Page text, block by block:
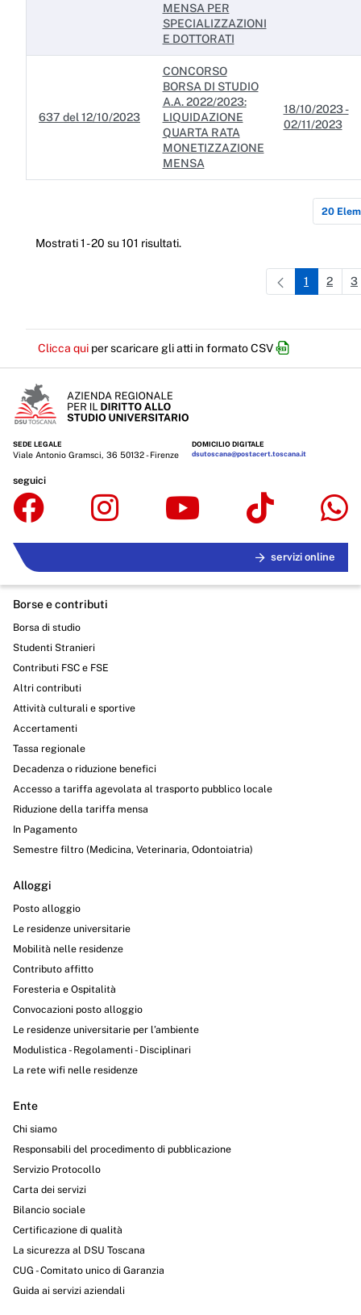
MENSA PER
SPECIALIZZAZIONI
E DOTTORATI
637 del 12/10/2023
CONCORSO
BORSA DI STUDIO
A.A. 2022/2023:
LIQUIDAZIONE
QUARTA RATA
MONETIZZAZIONE
MENSA
18/10/2023 -
02/11/2023
20
Mostrati 1 - 20 su 101 risultati.
Pagina
1 2 3
Clicca qui per scaricare gli atti in formato CSV
SEDE LEGALE
Viale Antonio Gramsci, 36 50132 - Firenze
DOMICILIO DIGITALE
dsutoscana@postacert.toscana.it
seguici
servizi online
Borse e contributi
Borsa di studio
Studenti Stranieri
Contributi FSC e FSE
Altri contributi
Attività culturali e sportive
Accertamenti
Tassa regionale
Decadenza o riduzione benefici
Accesso a tariffa agevolata al trasporto pubblico locale
Riduzione della tariffa mensa
In Pagamento
Semestre filtro (Medicina, Veterinaria, Odontoiatria)
Alloggi
Posto alloggio
Le residenze universitarie
Mobilità nelle residenze
Contributo affitto
Foresteria e Ospitalità
Convocazioni posto alloggio
Le residenze universitarie per l’ambiente
Modulistica - Regolamenti - Disciplinari
La rete wifi nelle residenze
Ente
Chi siamo
Responsabili del procedimento di pubblicazione
Servizio Protocollo
Carta dei servizi
Bilancio sociale
Certificazione di qualità
La sicurezza al DSU Toscana
CUG - Comitato unico di Garanzia
Guida ai servizi aziendali